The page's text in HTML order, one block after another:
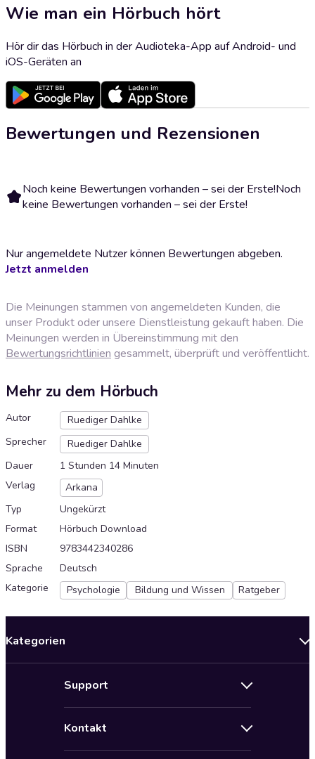
Wie man ein Hörbuch hört
Hör dir das Hörbuch in der Audioteka-App auf Android- und
iOS-Geräten an
Bewertungen und Rezensionen
Noch keine Bewertungen vorhanden – sei der Erste!Noch
keine Bewertungen vorhanden – sei der Erste!
Nur angemeldete Nutzer können Bewertungen abgeben.
Jetzt anmelden
Die Meinungen stammen von angemeldeten Kunden, die
unser Produkt oder unsere Dienstleistung gekauft haben. Die
Meinungen werden in Übereinstimmung mit den
Bewertungsrichtlinien gesammelt, überprüft und veröffentlicht.
Mehr zu dem Hörbuch
Autor
Ruediger Dahlke
Sprecher
Ruediger Dahlke
Dauer
1 Stunden 14 Minuten
Verlag
Arkana
Typ
Ungekürzt
Format
Hörbuch Download
ISBN
9783442340286
Sprache
Deutsch
Kategorie
Psychologie Bildung und Wissen Ratgeber
Kategorien
Support
Kontakt